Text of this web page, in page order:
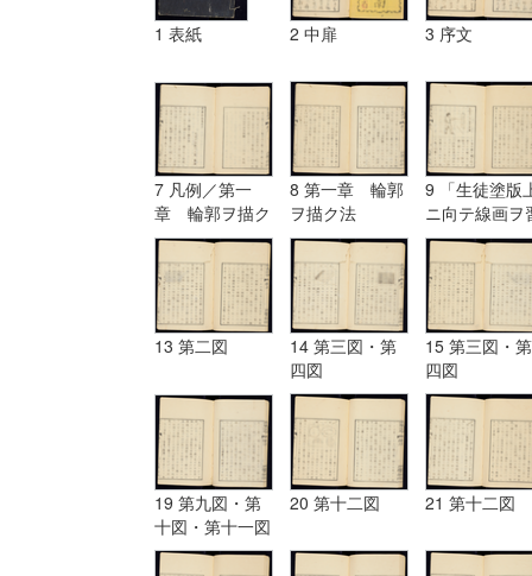
1 表紙 2 中扉 3 序文
7 凡例／第一
章 輪郭ヲ描ク
法
8 第一章 輪郭
ヲ描ク法
9 「生徒塗版
ニ向テ線画ヲ
フ図」
13 第二図
14 第三図・第
四図
15 第三図・第
四図
19 第九図・第
十図・第十一図
20 第十二図 21 第十二図